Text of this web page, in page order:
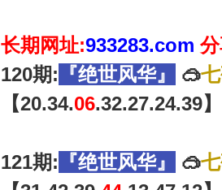
长期网址:933283.com
120期: 『绝世风华』 🥽
【20.34.06.32.27.24.39】
121期: 『绝世风华』 🥽